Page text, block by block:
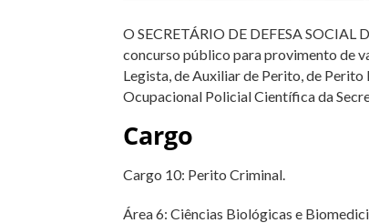
O SECRETÁRIO DE DEFESA
concurso público para provimento de
Legista, de Auxiliar de Perito, de
Ocupacional Policial Científica da
Cargo
Cargo 10: Perito Criminal.
Área 6: Ciências Biológicas e